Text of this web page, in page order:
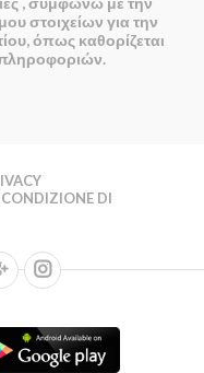
στοιχείων για την
όπως καθορίζεται
πληροφοριών.
DI